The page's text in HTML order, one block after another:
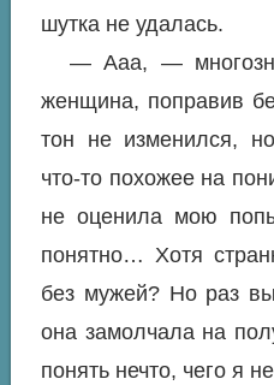
шутка не удалась.
— Ааа, —
женщина, поправив
тон не изменился,
что-то похожее на
не оценила мою
понятно… Хотя
без мужей? Но раз
она замолчала на
понять нечто, чего я